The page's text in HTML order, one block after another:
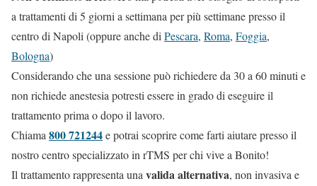
a trattamenti di 5 giorni a settimana per più settimane presso il
centro di Napoli (oppure anche diPescara, Roma, Foggia,
Bologna)
Considerando che una sessione può richiedere da 30 a 60 minuti e
non richiede anestesia potresti essere in grado di eseguire il
trattamento prima o dopo il lavoro.
Chiama800 721244e potrai scoprire come farti aiutare presso il
nostro centro specializzato in rTMS per chi vive a Bonito!
Il trattamento rappresenta unavalida alternativa, non invasiva e